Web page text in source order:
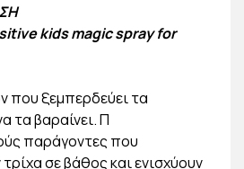
kids magic spray for
που ξεμπερδεύει τα
τα βαραίνει. Π
παράγοντες που
σε βάθος και ενισχύουν